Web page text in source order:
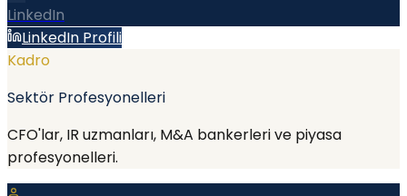
LinkedIn
LinkedIn Profili
Kadro
Sektör Profesyonelleri
CFO'lar, IR uzmanları, M&A bankerleri ve piyasa
profesyonelleri.